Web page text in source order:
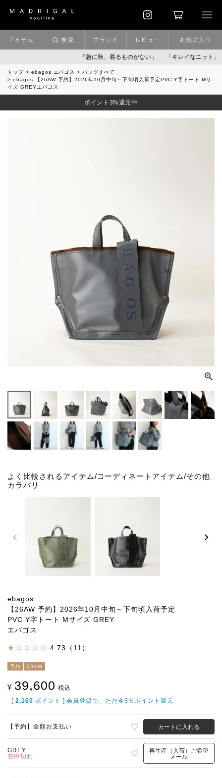
「急に秋、着るものがない」 「キレイなニット」 お盆期
アイテム 検索 ブランド レビュー お気に入り
トップ ebagos エバゴス
バッグすべて
ebagos 【26AW 予約】2026年10月中旬～下旬頃入荷予定PVC Y字トート Mサ
イズ GREYエバゴス
ポイント3%還元中
よく比較されるアイテム/コーディネートアイテム/その他
カラバリ
ebagos
【26AW 予約】2026年10月中旬～下旬頃入荷予定
PVC Y字トート Mサイズ GREY
エバゴス
4.73（11）
予約 26AW
¥ 39,600 税込
[ 2,160 ポイント ] 会員登録で、ただ今3％ポイント還元
【予約】全額お支払い カートに入れる
GREY
在庫切れ
再生産（入荷）ご希望
メール